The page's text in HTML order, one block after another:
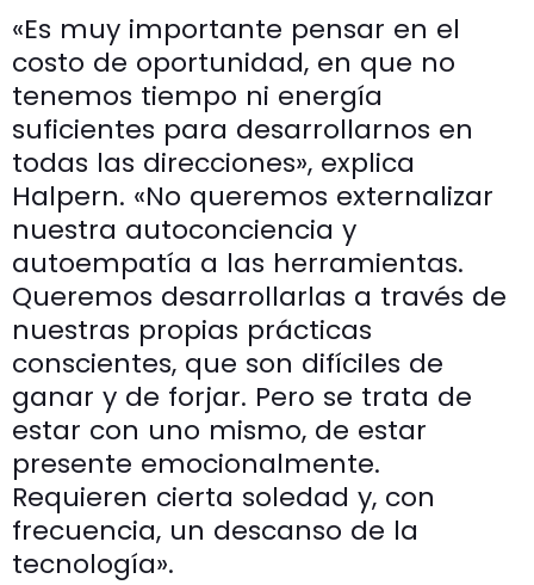
«Es muy importante pensar en el
costo de oportunidad, en que no
tenemos tiempo ni energía
suficientes para desarrollarnos en
todas las direcciones», explica
Halpern. «No queremos externalizar
nuestra autoconciencia y
autoempatía a las herramientas.
Queremos desarrollarlas a través de
nuestras propias prácticas
conscientes, que son difíciles de
ganar y de forjar. Pero se trata de
estar con uno mismo, de estar
presente emocionalmente.
Requieren cierta soledad y, con
frecuencia, un descanso de la
tecnología».